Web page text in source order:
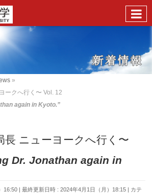
»
ークへ行く〜 Vol. 12
again in Kyoto.”
長 ニューヨークへ行く〜
Dr. Jonathan again in
16:50 最終更新日時 : 2024年4月1日（月）18:15
カテ